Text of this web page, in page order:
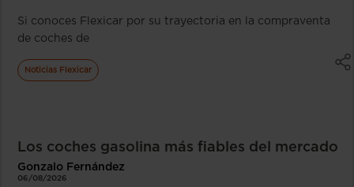
Si conoces Flexicar por su trayectoria en la compraventa
de coches de
Noticias Flexicar
Los coches gasolina más fiables del mercado
Gonzalo Fernández
06/08/2026